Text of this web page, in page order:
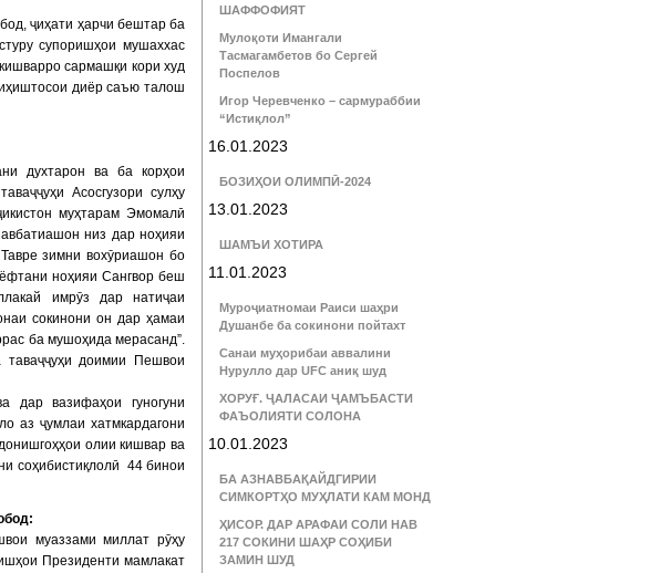
ҷиҳати ҳарчи бештар ба
супоришҳои мушаххас
сармашқи кори худ
диёр саъю талош
духтарон ва ба корҳои
Асосгузори сулҳу
муҳтарам Эмомалӣ
низ дар ноҳияи
зимни вохӯриашон бо
ноҳияи Сангвор беш
имрӯз дар натиҷаи
сокинони он дар ҳамаи
ба мушоҳида мерасанд”.
таваҷҷуҳи доимии Пешвои
дар вазифаҳои гуногуни
аз ҷумлаи хатмкардагони
олии кишвар ва
соҳибистиқлолӣ 44 бинои
муаззами миллат рӯҳу
Президенти мамлакат
ШАФФОФИЯТ
Мулоқоти Имангали
Тасмагамбетов бо Сергей
Поспелов
Игор Черевченко – сармураббии
“Истиқлол”
16.01.2023
БОЗИҲОИ ОЛИМПӢ-2024
13.01.2023
ШАМЪИ ХОТИРА
11.01.2023
Муроҷиатномаи Раиси шаҳри
Душанбе ба сокинони пойтахт
Санаи муҳорибаи аввалини
Нурулло дар UFC аниқ шуд
ХОРУҒ. ҶАЛАСАИ ҶАМЪБАСТИ
ФАЪОЛИЯТИ СОЛОНА
10.01.2023
БА АЗНАВБАҚАЙДГИРИИ
СИМКОРТҲО МУҲЛАТИ КАМ МОНД
ҲИСОР. ДАР АРАФАИ СОЛИ НАВ
217 СОКИНИ ШАҲР СОҲИБИ
ЗАМИН ШУД